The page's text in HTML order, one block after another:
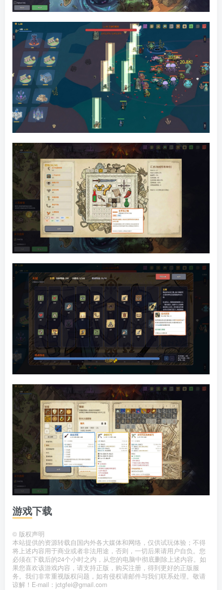
游戏下载
© 版权声明
本站提供的资源转载自国内外各大媒体和网络，仅供试玩体验；不得
将上述内容用于商业或者非法用途，否则，一切后果请用户自负。您
必须在下载后的24个小时之内，从您的电脑中彻底删除上述内容。如
果您喜欢该游戏内容，请支持正版，购买注册，得到更好的正版服
务。我们非常重视版权问题，如有侵权请邮件与我们联系处理。敬请
谅解！E-mail：jctgfei@gmail.com